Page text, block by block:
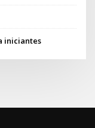
iniciantes